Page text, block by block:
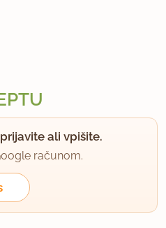
ali vpišite.
računom.